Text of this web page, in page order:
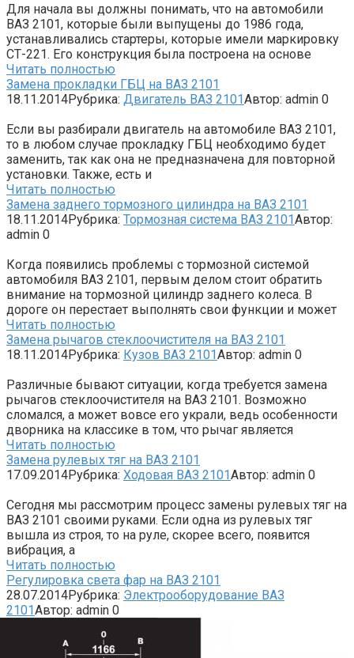
Для начала вы должны понимать, что на автомобили
ВАЗ 2101, которые были выпущены до 1986 года,
устанавливались стартеры, которые имели маркировку
СТ-221. Его конструкция была построена на основе
Читать полностью
Замена прокладки ГБЦ на ВАЗ 2101
18.11.2014Рубрика: Двигатель ВАЗ 2101Автор: admin 0
Если вы разбирали двигатель на автомобиле ВАЗ 2101,
то в любом случае прокладку ГБЦ необходимо будет
заменить, так как она не предназначена для повторной
установки. Также, есть и
Читать полностью
Замена заднего тормозного цилиндра на ВАЗ 2101
18.11.2014Рубрика: Тормозная система ВАЗ 2101Автор:
admin 0
Когда появились проблемы с тормозной системой
автомобиля ВАЗ 2101, первым делом стоит обратить
внимание на тормозной цилиндр заднего колеса. В
дороге он перестает выполнять свои функции и может
Читать полностью
Замена рычагов стеклоочистителя на ВАЗ 2101
18.11.2014Рубрика: Кузов ВАЗ 2101Автор: admin 0
Различные бывают ситуации, когда требуется замена
рычагов стеклоочистителя на ВАЗ 2101. Возможно
сломался, а может вовсе его украли, ведь особенности
дворника на классике в том, что рычаг является
Читать полностью
Замена рулевых тяг на ВАЗ 2101
17.09.2014Рубрика: Ходовая ВАЗ 2101Автор: admin 0
Сегодня мы рассмотрим процесс замены рулевых тяг на
ВАЗ 2101 своими руками. Если одна из рулевых тяг
вышла из строя, то на руле, скорее всего, появится
вибрация, а
Читать полностью
Регулировка света фар на ВАЗ 2101
28.07.2014Рубрика: Электрооборудование ВАЗ
2101Автор: admin 0